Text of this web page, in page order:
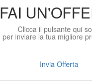
FAI
Clicca il pulsante qui
per inviare la tua migliore
Invia Offerta